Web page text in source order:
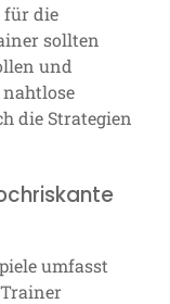
für die
sollten
und
die Strategien
umfasst